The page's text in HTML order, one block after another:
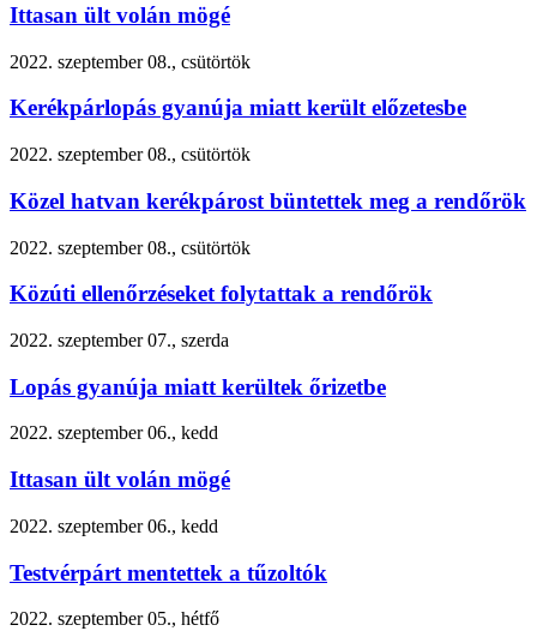
Ittasan ült volán mögé
2022. szeptember 08., csütörtök
Kerékpárlopás gyanúja miatt került előzetesbe
2022. szeptember 08., csütörtök
Közel hatvan kerékpárost büntettek meg a rendőrök
2022. szeptember 08., csütörtök
Közúti ellenőrzéseket folytattak a rendőrök
2022. szeptember 07., szerda
Lopás gyanúja miatt kerültek őrizetbe
2022. szeptember 06., kedd
Ittasan ült volán mögé
2022. szeptember 06., kedd
Testvérpárt mentettek a tűzoltók
2022. szeptember 05., hétfő